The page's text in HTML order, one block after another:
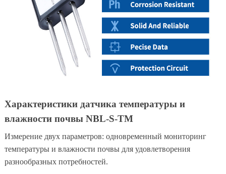
Характеристики датчика температуры и
влажности почвы NBL-S-TM
Измерение двух параметров: одновременный мониторинг
температуры и влажности почвы для удовлетворения
разнообразных потребностей.